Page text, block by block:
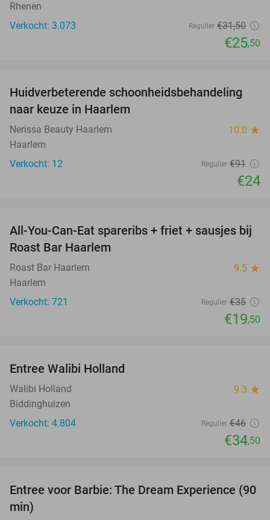
Rhenen
Verkocht: 3.073
Regulier €31,50
€25,50
74%
Huidverbeterende schoonheidsbehandeling
naar keuze in Haarlem
Nerissa Beauty Haarlem 10.0 star
Haarlem
Verkocht: 12
Regulier €91
€24
44%
All-You-Can-Eat spareribs + friet + sausjes bij
Roast Bar Haarlem
Roast Bar Haarlem 9.5 star
Haarlem
Verkocht: 721
Regulier €35
€19,50
Entree Walibi Holland
Walibi Holland 9.3 star
Biddinghuizen
Verkocht: 4.804
Regulier €46
€34,50
30%
Entree voor Barbie: The Dream Experience (90
min)